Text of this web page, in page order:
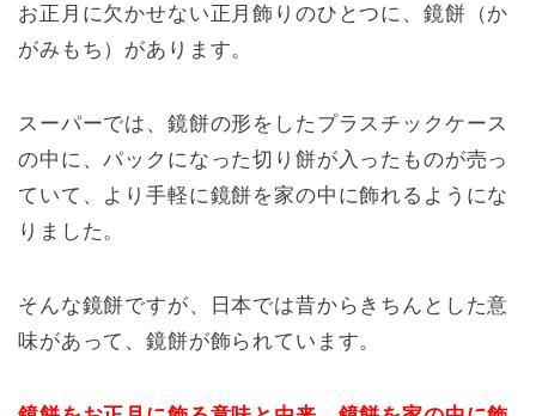
お正月に欠かせない正月飾りのひとつに、鏡餅（か
がみもち）があります。
スーパーでは、鏡餅の形をしたプラスチックケース
の中に、パックになった切り餅が入ったものが売っ
ていて、より手軽に鏡餅を家の中に飾れるようにな
りました。
そんな鏡餅ですが、日本では昔からきちんとした意
味があって、鏡餅が飾られています。